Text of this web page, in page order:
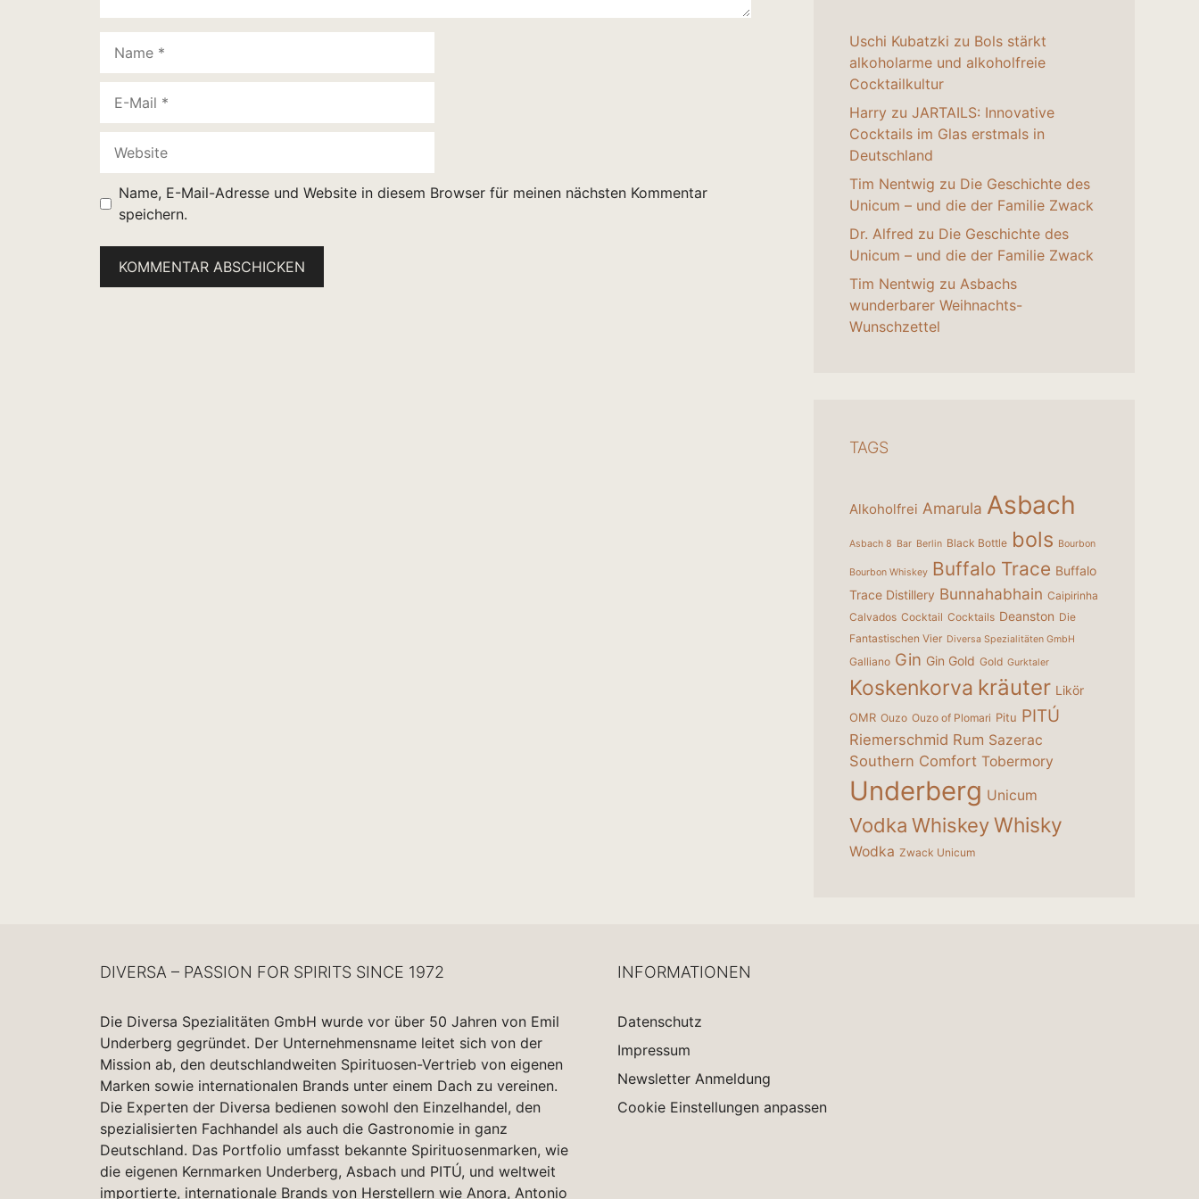
Mail
Name, E-Mail-Adresse und Website in diesem Browser für meinen nächsten Kommentar
speichern.
Uschi Kubatzki zu Bols stärkt
alkoholarme und alkoholfreie
Cocktailkultur
Harry zu JARTAILS: Innovative
Cocktails im Glas erstmals in
Deutschland
Tim Nentwig zu Die Geschichte des
Unicum – und die der Familie Zwack
Dr. Alfred zu Die Geschichte des
Unicum – und die der Familie Zwack
Tim Nentwig zu Asbachs
wunderbarer Weihnachts-
Wunschzettel
TAGS
Alkoholfrei Amarula Asbach
Asbach 8 Bar Berlin Black Bottle bols Bourbon
Bourbon Whiskey Buffalo Trace Buffalo
Trace Distillery Bunnahabhain Caipirinha
Calvados Cocktail Cocktails Deanston Die
Fantastischen Vier Diversa Spezialitäten GmbH
Galliano Gin Gin Gold Gold Gurktaler
Koskenkorva kräuter Likör
OMR Ouzo Ouzo of Plomari Pitu PITÚ
Riemerschmid Rum Sazerac
Southern Comfort Tobermory
Underberg Unicum
Vodka WhiskeyWhisky
Wodka Zwack Unicum
DIVERSA – PASSION FOR SPIRITS SINCE 1972
Die Diversa Spezialitäten GmbH wurde vor über 50 Jahren von Emil
Underberg gegründet. Der Unternehmensname leitet sich von der
Mission ab, den deutschlandweiten Spirituosen-Vertrieb von eigenen
Marken sowie internationalen Brands unter einem Dach zu vereinen.
Die Experten der Diversa bedienen sowohl den Einzelhandel, den
spezialisierten Fachhandel als auch die Gastronomie in ganz
Deutschland. Das Portfolio umfasst bekannte Spirituosenmarken, wie
die eigenen Kernmarken Underberg, Asbach und PITÚ, und weltweit
importierte, internationale Brands von Herstellern wie Anora, Antonio
INFORMATIONEN
Datenschutz
Impressum
Newsletter Anmeldung
Cookie Einstellungen anpassen